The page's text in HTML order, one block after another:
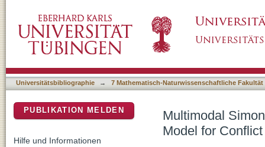
Universitätsbibliographie → 7 Mathematisch-Naturwissenschaftliche Fakultät
Multimodal
Model for
PUBLIKATION MELDEN
Hilfe und Informationen